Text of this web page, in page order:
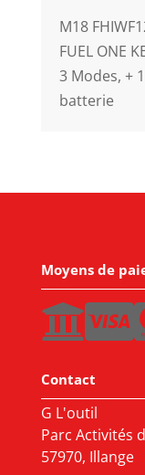
M18
FUEL ONE
3 Modes, +
batterie
Moyens de
Contact
G L'outil
Parc Activités
57970, Illange